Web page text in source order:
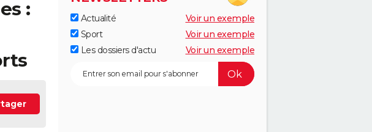
:
Actualité
Voir un exemple
Sport
Voir un exemple
Les dossiers d'actu
Voir un exemple